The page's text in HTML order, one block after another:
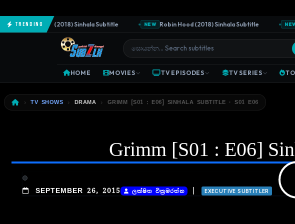
Trending
The Predator (2018) Sinhala Subtitle NEW Robin Hood (2018) Sinhala Subtitle NEW
HOME MOVIES TV EPISODES TV SERIES
TV SHOWS DRAMA GRIMM [S01 : E06] SINHALA SUBTITLE · S01 E06
Grimm [S01 : E06]
SEPTEMBER 26, 2015 ලක්ෂිත වික්‍රමරත්න EXECUTIVE SUBTITLER